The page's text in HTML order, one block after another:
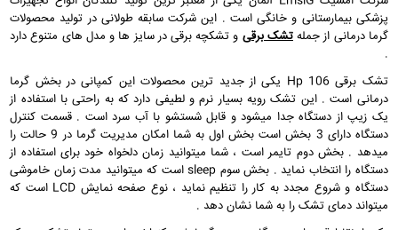
پزشکی بیمارستانی و خانگی است . این شرکت سابقه طولانی در تولید محصولات
گرما درمانی از جملهتشک برقی و تشکچه برقی در سایز ها و مدل های متنوع دارد
.
تشک برقی Hp 106 یکی از جدید ترین محصولات این کمپانی در بخش گرما
درمانی است . این تشک رویه بسیار نرم و لطیفی دارد که به راحتی با استفاده از
یک زیپ از دستگاه جدا میشود و قابل شستشو با آب سرد است . قسمت کنترل
دستگاه دارای 3 بخش است بخش اول به شما امکان مدیریت گرما در 9 حالت را
میدهد . بخش دوم تایمر است ، شما میتوانید زمان دلخواه خود برای استفاده از
دستگاه را انتخاب نماید . بخش سوم sleep است که میتوانید مدت زمان خاموشی
دستگاه و شروع مجدد به کار را تنظیم نماید ، نوع صفحه نمایش LCD است که
میتواند دمای تشک را به شما نشان دهد .